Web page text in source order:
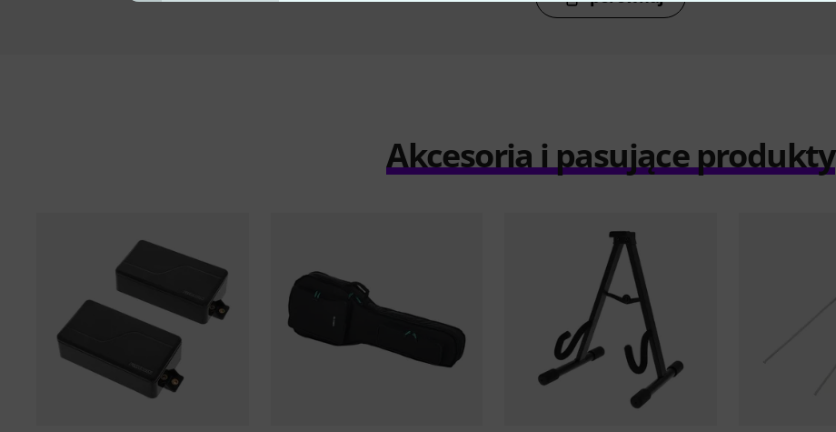
Akcesoria i pasujące produkty